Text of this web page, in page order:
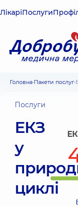
ЛікаріПослуги
Головна Пакети послуг
Послуги
ЕКЗ
у
циклі